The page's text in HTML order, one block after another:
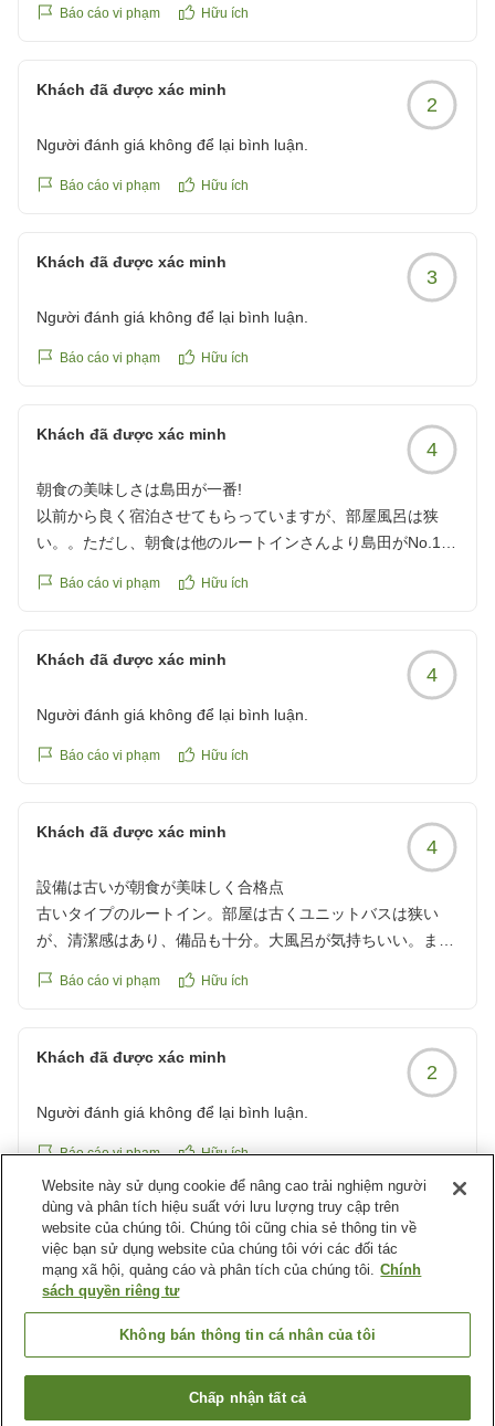
Báo cáo vi phạm Hữu ích
Khách đã được xác minh
2
Người đánh giá không để lại bình luận.
Báo cáo vi phạm Hữu ích
Khách đã được xác minh
3
Người đánh giá không để lại bình luận.
Báo cáo vi phạm Hữu ích
Khách đã được xác minh
4
朝食の美味しさは島田が一番!
以前から良く宿泊させてもらっていますが、部屋風呂は狭
い。。ただし、朝食は他のルートインさんより島田がNo.1で
ります。今後もお世話になると思いますが、美味しい朝食を
Báo cáo vi phạm Hữu ích
Khách đã được xác minh
4
Người đánh giá không để lại bình luận.
Báo cáo vi phạm Hữu ích
Khách đã được xác minh
4
設備は古いが朝食が美味しく合格点
古いタイプのルートイン。部屋は古くユニットバスは狭い
が、清潔感はあり、備品も十分。大風呂が気持ちいい。また
茶無料サービスが嬉しい。コスパも含め全体的には合格点だ
Báo cáo vi phạm Hữu ích
Khách đã được xác minh
2
Người đánh giá không để lại bình luận.
Báo cáo vi phạm Hữu ích
Khách đã được xác minh
Người đánh giá không để lại bình luận.
Báo cáo vi phạm Hữu ích
Xem thêm các kết quả khác
Website này sử dụng cookie để nâng cao trải nghiệm người
dùng và phân tích hiệu suất với lưu lượng truy cập trên
website của chúng tôi. Chúng tôi cũng chia sẻ thông tin về
việc bạn sử dụng website của chúng tôi với các đối tác
mạng xã hội, quảng cáo và phân tích của chúng tôi. Chính
sách quyền riêng tư
Không bán thông tin cá nhân của tôi
Chấp nhận tất cả